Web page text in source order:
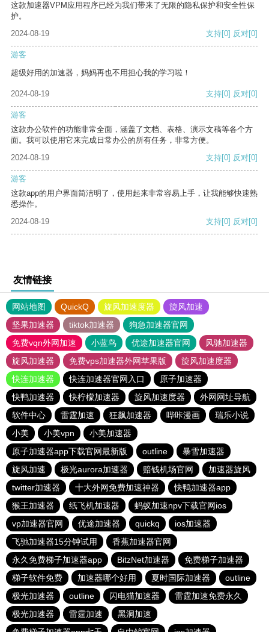
这款加速器VPM应用程序已经为我们带来了无限的隐私保护和安全性保
护。
2024-08-19
支持[0] 反对[0]
游客
超级好用的加速器，妈妈再也不用担心我的学习啦！
2024-08-19 支持[0] 反对[0]
游客
这款办公软件的功能非常全面，涵盖了文档、表格、演示文稿等各个方
面。我可以使用它来完成日常办公的所有任务，非常方便。
2024-08-19
支持[0] 反对[0]
游客
这款app的用户界面简洁明了，使用起来非常容易上手，让我能够快速熟
悉操作。
2024-08-19
支持[0] 反对[0]
友情链接
网站地图 QuickQ 旋风加速度器
旋风加速
坚果加速器
tiktok加速器
狗急加速器官网
免费vqn外网加速
小蓝鸟 优途加速器官网
风驰加速器
旋风加速器
免费vps加速器外网苹果版
旋风加速度器
快连加速器
快连加速器官网入口
原子加速器
快鸭加速器
快柠檬加速器 旋风加速度器
外网网址导航
软件中心
雷霆加速 狂飙加速器 哔咔漫画
瑞乐小说
小美
小美vpn
小美加速器
原子加速器app下载官网最新版
outline
暴雪加速器
旋风加速
极光aurora加速器 赔钱机场官网
加速器旋风
twitter加速器
十大外网免费加速神器
快鸭加速器app
猴王加速器
纸飞机加速器
蚂蚁加速npv下载官网ios
vp加速器官网
优途加速器 quickq
ios加速器
飞驰加速器15分钟试用
香蕉加速器官网
永久免费梯子加速器app
BitzNet加速器
免费梯子加速器
梯子软件免费
加速器哪个好用 夏时国际加速器
outline
极光加速器
outline 闪电猫加速器
雷霆加速免费永久
极光加速器
雷霆加速
黑洞加速